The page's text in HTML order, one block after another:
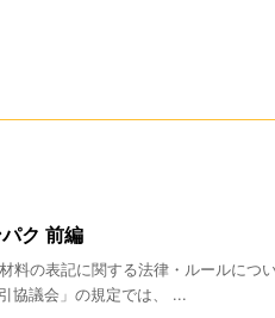
ク 前編
料の表記に関する法律・ルールに
協議会」の規定では、 ...